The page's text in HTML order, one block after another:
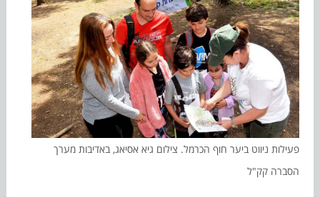
פעילות ניווט ביער חוף הכרמל. צילום גיא אסיאג, באדיבות מערך
הסברה קק"ל